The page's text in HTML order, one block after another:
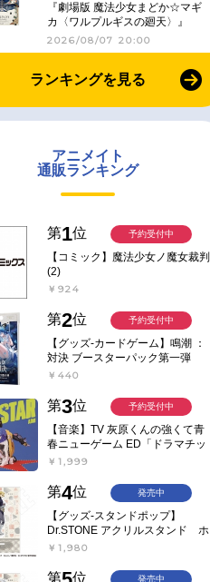
『劇場版 魔法少女まどか☆マギ
カ〈ワルプルギスの廻天〉』
IMAX同時公開決定
2026/08/07 20:00
ランキングを見る
アニメイト
通販ランキング
第1位
【コミック】魔法少女ノ魔女裁判
(2)
￥924
予約受付中
第2位
【グッズ-カードゲーム】鳴潮 ：
対決 ブースターパック第一弾
【ポイント2倍】
￥440
予約受付中
第3位
【音楽】TV 灰原くんの強くて青
春ニューゲーム ED「ドラマチッ
ク逃避行」収録シングル AIM
￥1,999
予約受付中
第4位
【グッズ-スタンドポップ】
Dr.STONE アクリルスタンド ホ
ワイマンといっしょver. スタン
￥1,980
発売中
第 位 発売中